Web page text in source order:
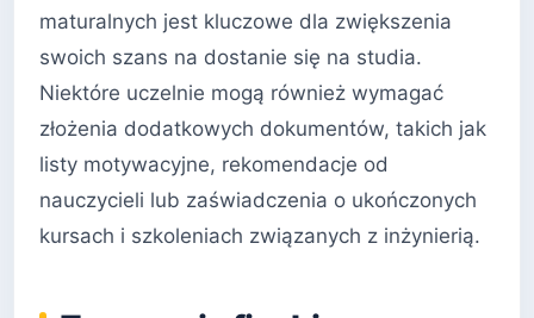
maturalnych jest kluczowe dla zwiększenia
swoich szans na dostanie się na studia.
Niektóre uczelnie mogą również wymagać
złożenia dodatkowych dokumentów, takich jak
listy motywacyjne, rekomendacje od
nauczycieli lub zaświadczenia o ukończonych
kursach i szkoleniach związanych z inżynierią.